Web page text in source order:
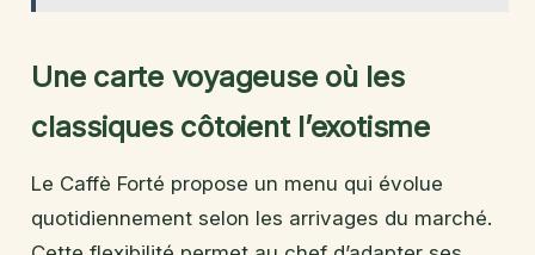
Une carte voyageuse où les
classiques côtoient l’exotisme
Le Caffè Forté propose un menu qui évolue
quotidiennement selon les arrivages du marché.